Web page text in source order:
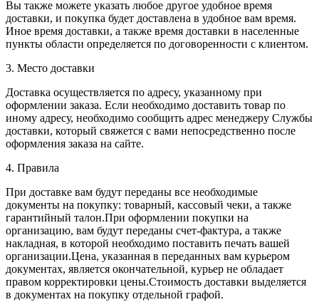
Вы также можете указать любое другое удобное время
доставки, и покупка будет доставлена в удобное вам время.
Иное время доставки, а также время доставки в населенные
пункты области определяется по договоренности с клиентом.
3. Место доставки
Доставка осуществляется по адресу, указанному при
оформлении заказа. Если необходимо доставить товар по
иному адресу, необходимо сообщить адрес менеджеру Службы
доставки, который свяжется с вами непосредственно после
оформления заказа на сайте.
4. Правила
При доставке вам будут переданы все необходимые
документы на покупку: товарный, кассовый чеки, а также
гарантийный талон.При оформлении покупки на
организацию, вам будут переданы счет-фактура, а также
накладная, в которой необходимо поставить печать вашей
организации.Цена, указанная в переданных вам курьером
документах, является окончательной, курьер не обладает
правом корректировки цены.Стоимость доставки выделяется
в документах на покупку отдельной графой.